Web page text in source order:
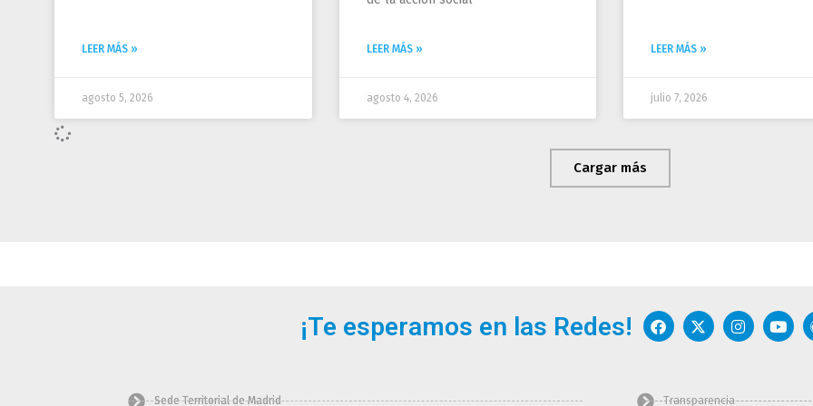
LEER MÁS »
agosto 5, 2026
LEER MÁS »
agosto 4, 2026
LEER MÁS »
julio 7, 2026
Cargar más
¡Te esperamos en las Redes!
F
a
o
X
-
t
I
n
Y
o
Sede Territorial de Madrid Transparencia